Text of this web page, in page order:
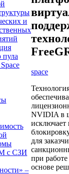
и
пула
с СЗИ
–
space
NVIDIA в
для
при
основе